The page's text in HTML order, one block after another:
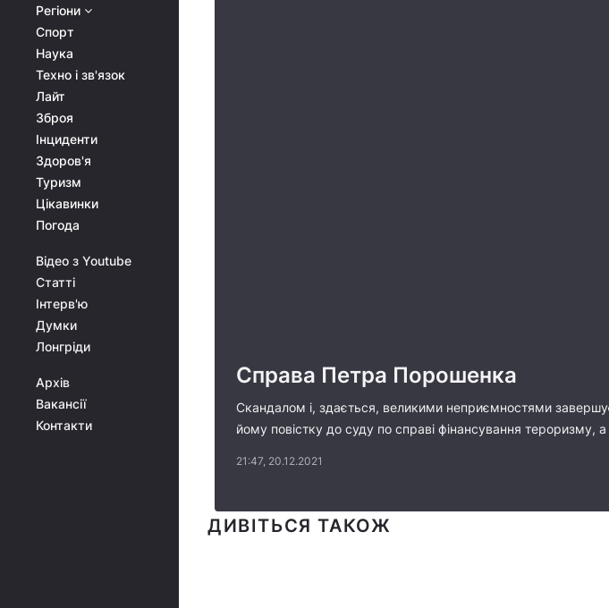
Регіони
Спорт
Наука
Техно і зв'язок
Лайт
Зброя
Інциденти
Здоров'я
Туризм
Цікавинки
Погода
Відео з Youtube
Статті
Інтерв'ю
Думки
Лонгріди
Архів
Вакансії
Контакти
Справа Петра Порошенка
Скандалом і, здається, великими неприємностями
йому повістку до суду по справі фінансування тероризму,
21:47, 20.12.2021
ДИВІТЬСЯ ТАКОЖ